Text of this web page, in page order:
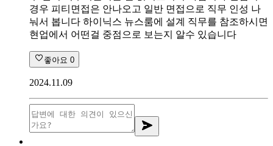
경우 피티면접은 안나오고 일반 면접으로 직무 인성 나
눠서 봅니다 하이닉스 뉴스룸에 설계 직무를 참조하시면
현업에서 어떤걸 중점으로 보는지 알수 있습니다
좋아요 0
2024.11.09